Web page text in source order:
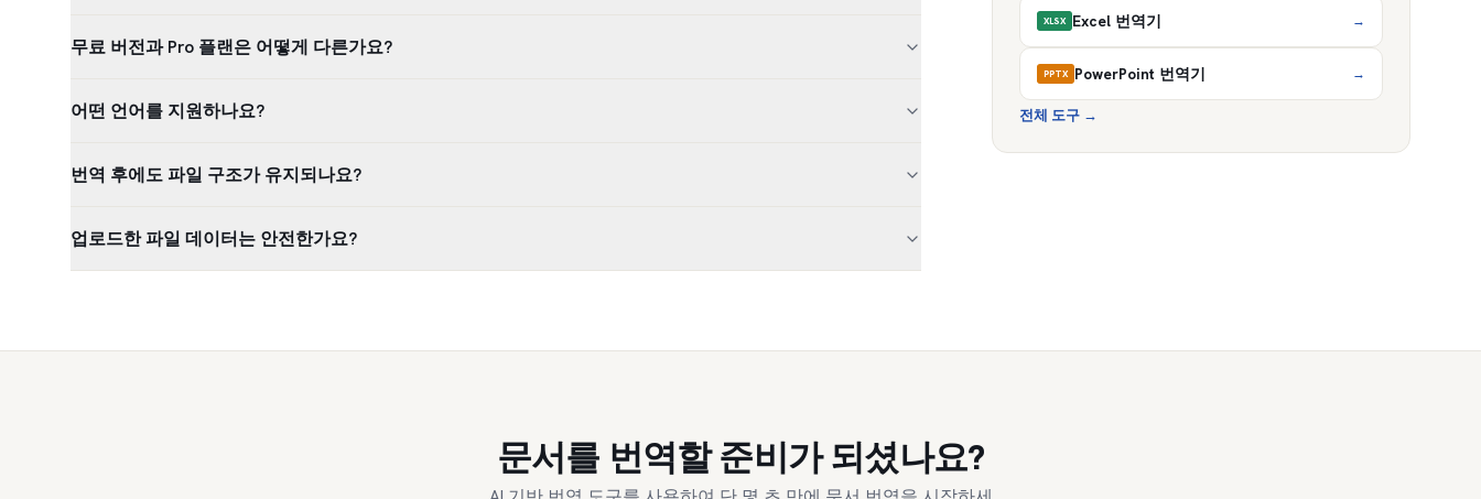
무료 버전과 Pro 플랜은 어떻게 다른가요?
어떤 언어를 지원하나요?
번역 후에도 파일 구조가 유지되나요?
업로드한 파일 데이터는 안전한가요?
XLSX Excel 번역기 →
PPTX PowerPoint 번역기 →
전체 도구 →
문서를 번역할 준비가 되셨나요?